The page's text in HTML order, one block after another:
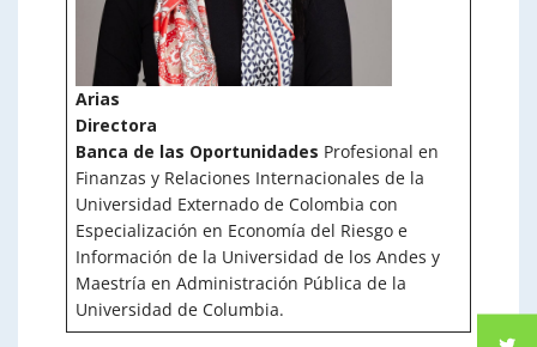
Arias
Directora
Banca de las Oportunidades Profesional en
Finanzas y Relaciones Internacionales de la
Universidad Externado de Colombia con
Especialización en Economía del Riesgo e
Información de la Universidad de los Andes y
Maestría en Administración Pública de la
Universidad de Columbia.